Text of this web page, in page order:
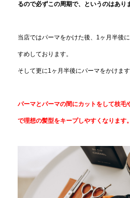
るので必ずこの周期で、というのはあり
当店ではパーマをかけた後、1ヶ月半後
すめしております。
そして更に1ヶ月半後にパーマをかけます
パーマとパーマの間にカットをして枝毛
で理想の髪型をキープしやすくなります。